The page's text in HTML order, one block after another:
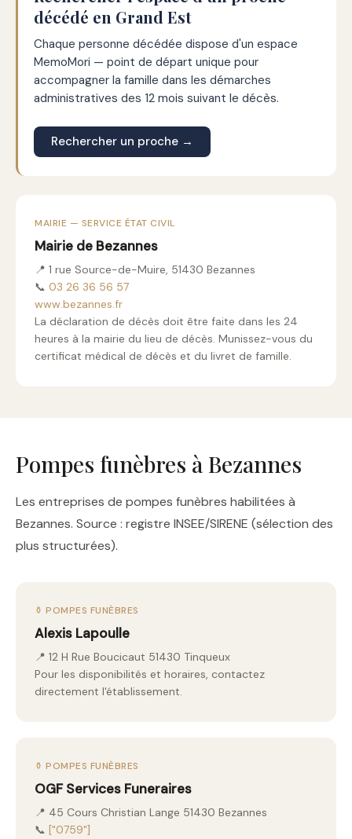
décédé en Grand Est
Chaque personne décédée dispose d'un espace
MemoMori — point de départ unique pour
accompagner la famille dans les démarches
administratives des 12 mois suivant le décès.
Rechercher un proche →
MAIRIE — SERVICE ÉTAT CIVIL
Mairie de Bezannes
📍 1 rue Source-de-Muire, 51430 Bezannes
📞 03 26 36 56 57
www.bezannes.fr
La déclaration de décès doit être faite dans les 24
heures à la mairie du lieu de décès. Munissez-vous du
certificat médical de décès et du livret de famille.
Pompes funèbres à Bezannes
Les entreprises de pompes funèbres habilitées à
Bezannes. Source : registre INSEE/SIRENE (sélection des
plus structurées).
⚱️ POMPES FUNÈBRES
Alexis Lapoulle
📍 12 H Rue Boucicaut 51430 Tinqueux
Pour les disponibilités et horaires, contactez
directement l'établissement.
⚱️ POMPES FUNÈBRES
OGF Services Funeraires
📍 45 Cours Christian Lange 51430 Bezannes
📞 ["0759"]